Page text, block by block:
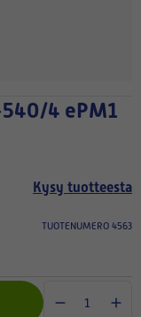
Kysy tuotteesta
TUOTENUMERO 4563